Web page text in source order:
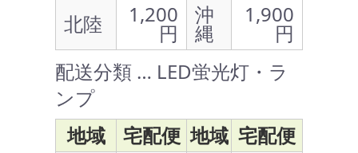
北陸
1,200
円
沖
縄
1,900
円
配送分類 … LED蛍光灯・ラ
ンプ
地域
宅配便 地域 宅配便